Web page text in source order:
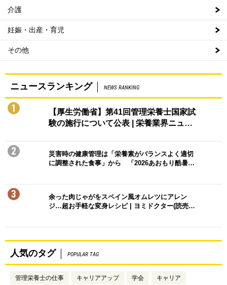
介護
妊娠・出産・育児
その他
ニュースランキング NEWS RANKING
1
【厚生労働省】第41回管理栄養士国家試
験の施行について公表 | 栄養業界ニュ…
2
災害時の健康管理は「栄養素がバランスよく適切
に調整された食事」から 「2026あおもり酷暑…
3
余った肉じゃがをスペイン風オムレツにアレン
ジ…超お手軽な変身レシピ | ヨミドクター(読売…
人気のタグ POPULAR TAG
管理栄養士の仕事 キャリアアップ 学会 キャリア